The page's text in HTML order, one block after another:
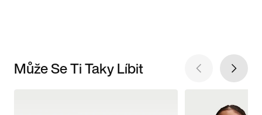
Může Se Ti Taky Líbit